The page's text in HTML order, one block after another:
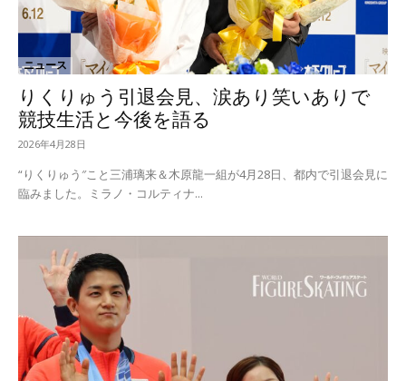
ニュース
りくりゅう引退会見、涙あり笑いありで
競技生活と今後を語る
2026年4月28日
“りくりゅう″こと三浦璃来＆木原龍一組が4月28日、都内で引退会見に
臨みました。ミラノ・コルティナ...